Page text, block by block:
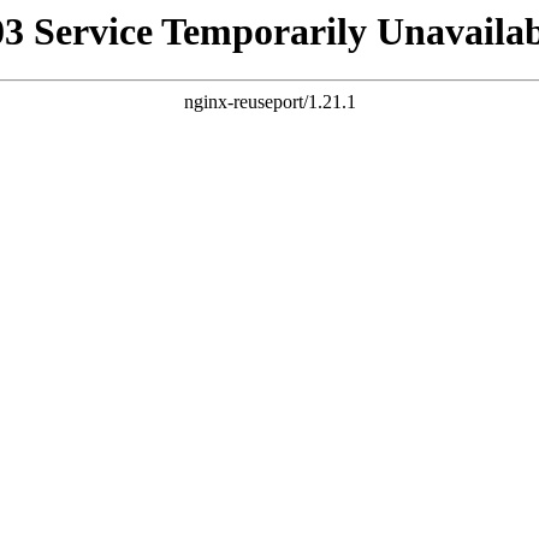
Service Temporarily
nginx-reuseport/1.21.1